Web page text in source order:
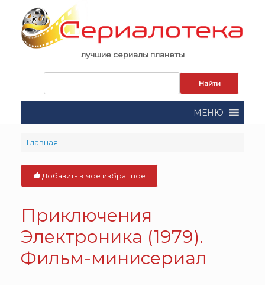
content
лучшие сериалы планеты
поиска:
МЕНЮ
Главная
Добавить в моё избранное
Приключения
Электроника (1979).
Фильм-минисериал